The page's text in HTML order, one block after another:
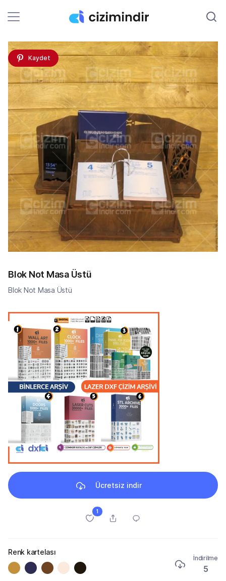
Kaydet
Blok Not Masa Üstü
Blok Not Masa Üstü
Ücretsiz indir
1
Renk kartelası
İndirilme
5